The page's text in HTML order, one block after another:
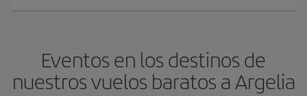
Eventos en los destinos de
nuestros vuelos baratos a Argelia